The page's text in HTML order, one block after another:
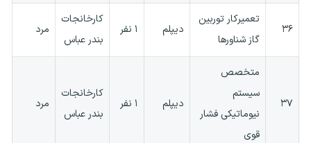
۳۶
تعمیرکار توربین
گاز شناورها
دیپلم ۱ نفر
کارخانجات
بندر عباس
مرد
۳۷
متخصص
سیستم
نیوماتیکی فشار
قوی
دیپلم ۱ نفر
کارخانجات
بندر عباس
مرد